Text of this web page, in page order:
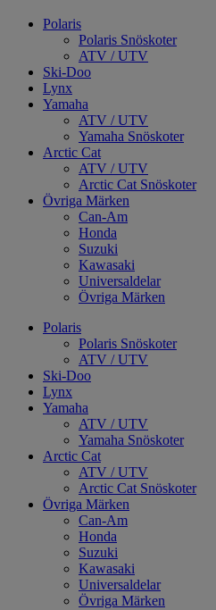
Polaris
Polaris Snöskoter
ATV / UTV
Ski-Doo
Lynx
Yamaha
ATV / UTV
Yamaha Snöskoter
Arctic Cat
ATV / UTV
Arctic Cat Snöskoter
Övriga Märken
Can-Am
Honda
Suzuki
Kawasaki
Universaldelar
Övriga Märken
Polaris
Polaris Snöskoter
ATV / UTV
Ski-Doo
Lynx
Yamaha
ATV / UTV
Yamaha Snöskoter
Arctic Cat
ATV / UTV
Arctic Cat Snöskoter
Övriga Märken
Can-Am
Honda
Suzuki
Kawasaki
Universaldelar
Övriga Märken